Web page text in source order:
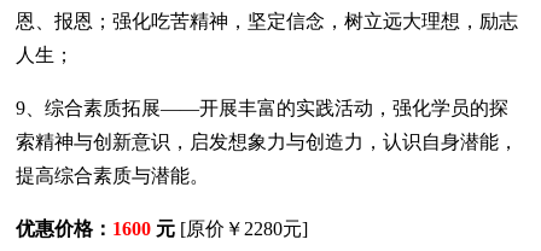
恩、报恩；强化吃苦精神，坚定信念，树立远大理想，励志
人生；
9、综合素质拓展——开展丰富的实践活动，强化学员的探
索精神与创新意识，启发想象力与创造力，认识自身潜能，
提高综合素质与潜能。
优惠价格： 1600 元 [原价￥2280元]